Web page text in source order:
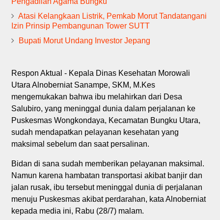
Atasi Kelangkaan Listrik, Pemkab Morut Tandatangani
Izin Prinsip Pembangunan Tower SUTT
Bupati Morut Undang Investor Jepang
Respon Aktual - Kepala Dinas Kesehatan Morowali
Utara Alnoberniat Sanampe, SKM, M.Kes
mengemukakan bahwa ibu melahirkan dari Desa
Salubiro, yang meninggal dunia dalam perjalanan ke
Puskesmas Wongkondaya, Kecamatan Bungku Utara,
sudah mendapatkan pelayanan kesehatan yang
maksimal sebelum dan saat persalinan.
Bidan di sana sudah memberikan pelayanan maksimal.
Namun karena hambatan transportasi akibat banjir dan
jalan rusak, ibu tersebut meninggal dunia di perjalanan
menuju Puskesmas akibat perdarahan, kata Alnoberniat
kepada media ini, Rabu (28/7) malam.